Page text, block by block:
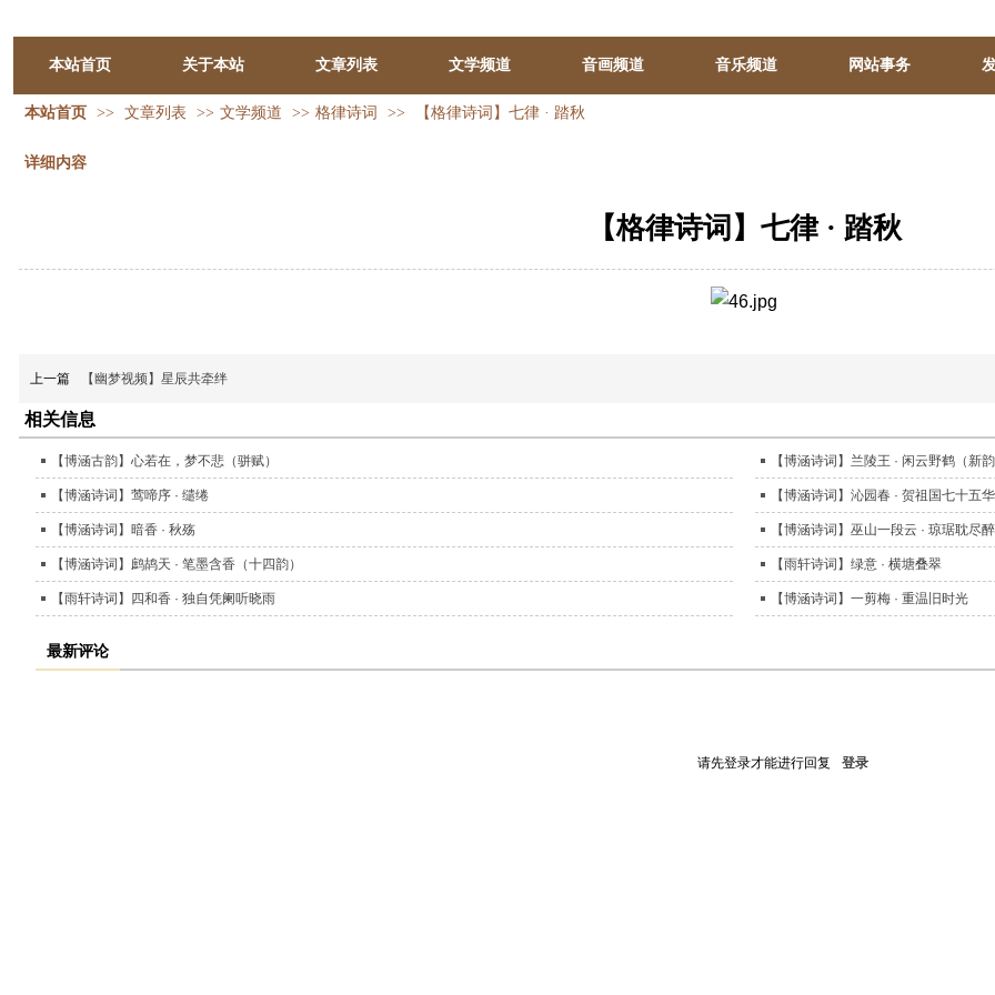
本站首页 关于本站 文章列表 文学频道 音画频道 音乐频道 网站事务
本站首页 >> 文章列表 >> 文学频道 >> 格律诗词 >> 【格律诗词】七律 · 踏秋
详细内容
【格律诗词】七律 · 踏秋
上一篇 【幽梦视频】星辰共牵绊
相关信息
【博涵古韵】心若在，梦不悲（骈赋） 【博涵诗词】兰陵王 · 闲云野鹤（新韵
【博涵诗词】莺啼序 · 缱绻 【博涵诗词】沁园春 · 贺祖国七十五
【博涵诗词】暗香 · 秋殇 【博涵诗词】巫山一段云 · 琼琚耽尽
【博涵诗词】鹧鸪天 · 笔墨含香（十四韵） 【雨轩诗词】绿意 · 横塘叠翠
【雨轩诗词】四和香 · 独自凭阑听晓雨 【博涵诗词】一剪梅 · 重温旧时光
最新评论
请先登录才能进行回复 登录